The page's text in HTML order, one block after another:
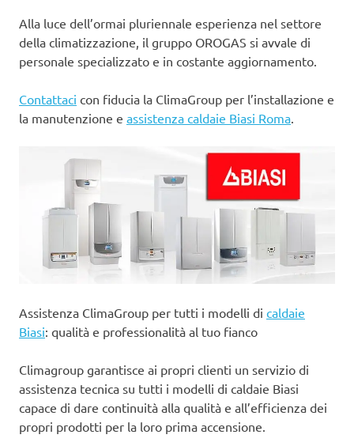
Alla luce dell’ormai pluriennale esperienza nel settore
della climatizzazione, il gruppo OROGAS si avvale di
personale specializzato e in costante aggiornamento.
Contattaci con fiducia la ClimaGroup per l’installazione e
la manutenzione e assistenza caldaie Biasi Roma.
Assistenza ClimaGroup per tutti i modelli di caldaie
Biasi: qualità e professionalità al tuo fianco
Climagroup garantisce ai propri clienti un servizio di
assistenza tecnica su tutti i modelli di caldaie Biasi
capace di dare continuità alla qualità e all’efficienza dei
propri prodotti per la loro prima accensione.